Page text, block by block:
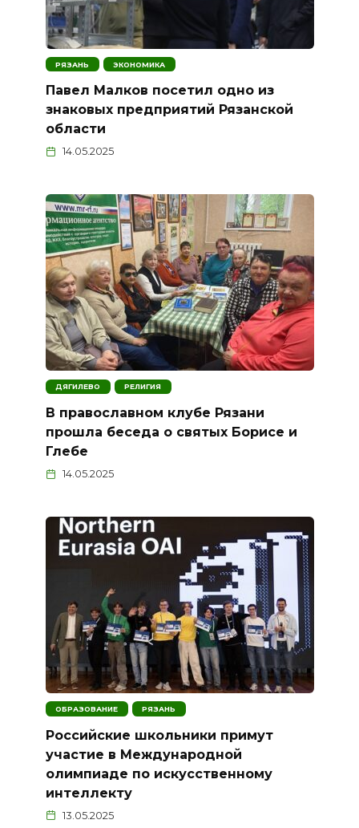
РЯЗАНЬ ЭКОНОМИКА
Павел Малков посетил одно из
знаковых предприятий Рязанской
области
14.05.2025
ДЯГИЛЕВО РЕЛИГИЯ
В православном клубе Рязани
прошла беседа о святых Борисе и
Глебе
14.05.2025
ОБРАЗОВАНИЕ РЯЗАНЬ
Российские школьники примут
участие в Международной
олимпиаде по искусственному
интеллекту
13.05.2025